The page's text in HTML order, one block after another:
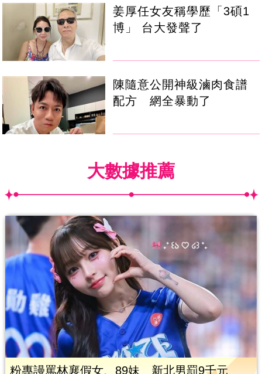
姜厚任女友稱學歷「3碩1
博」 台大發聲了
陳隨意公開神級滷肉食譜
配方 網全暴動了
大數據推薦
粉專謾罵林襄假女、89妹 新北男罰9千元